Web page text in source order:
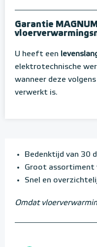
Garantie
U heeft een
elektrotechnische
wanneer deze
verwerkt is.
Bedenktijd van 30
Groot assortiment
Snel en
Omdat